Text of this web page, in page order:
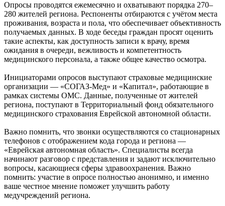
Опросы проводятся ежемесячно и охватывают порядка 270–
280 жителей региона. Респоненты отбираются с учётом места
проживания, возраста и пола, что обеспечивает объективность
получаемых данных. В ходе беседы граждан просят оценить
такие аспекты, как доступность записи к врачу, время
ожидания в очереди, вежливость и компетентность
медицинского персонала, а также общее качество осмотра.
Инициаторами опросов выступают страховые медицинские
организации — «СОГАЗ-Мед» и «Капитал», работающие в
рамках системы ОМС. Данные, полученные от жителей
региона, поступают в Территориальный фонд обязательного
медицинского страхования Еврейской автономной области.
Важно помнить, что звонки осуществляются со стационарных
телефонов с отображением кода города и региона —
«Еврейская автономная область». Специалисты всегда
начинают разговор с представления и задают исключительно
вопросы, касающиеся сферы здравоохранения. Важно
помнить: участие в опросе полностью анонимно, и именно
ваше честное мнение поможет улучшить работу
медучреждений региона.